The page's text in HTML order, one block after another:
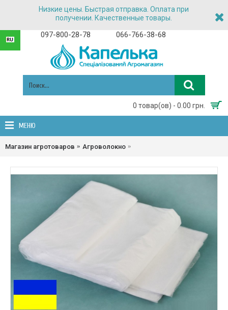
Низкие цены. Быстрая отправка. Оплата при
получении. Качественные товары.
097-800-28-78 066-766-38-68
0 товар(ов) - 0.00 грн.
МЕНЮ
Магазин агротоваров Агроволокно